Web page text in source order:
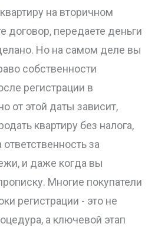
на вторичном
договор, передаете деньги
Но на самом деле вы
собственности
регистрации в
от этой даты зависит,
квартиру без налога,
за
и даже когда вы
Многие покупатели
регистрации - это не
а ключевой этап